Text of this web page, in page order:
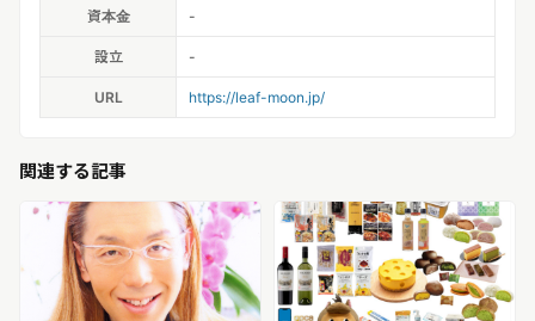
資本金 -
設立 -
URL https://leaf-moon.jp/
関連する記事